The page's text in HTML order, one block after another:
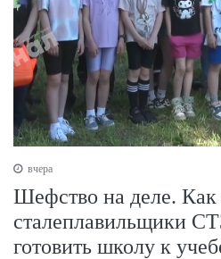
вчера
Шефство на деле. Как
сталеплавильщики
готовить школу к